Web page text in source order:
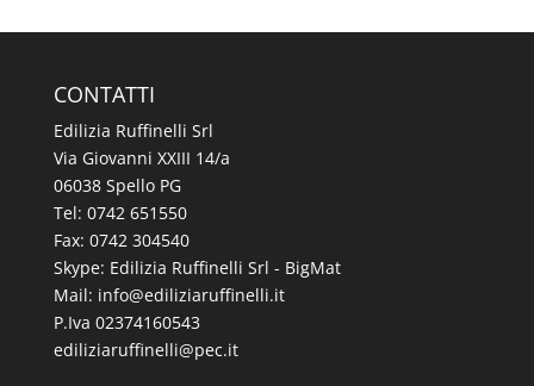
CONTATTI
Edilizia Ruffinelli Srl
Via Giovanni XXIII 14/a
06038 Spello PG
Tel: 0742 651550
Fax: 0742 304540
Skype: Edilizia Ruffinelli Srl - BigMat
Mail:
ti.illeniffuraizilide
@ofni
P.Iva 02374160543
ti.cep
@illeniffuraizilide